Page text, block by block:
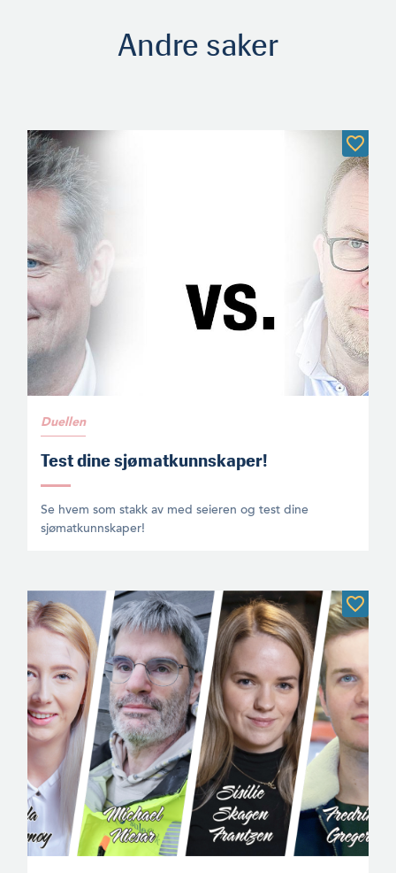
Andre saker
Duellen
Test dine sjømatkunnskaper!
Se hvem som stakk av med seieren og test dine
sjømatkunnskaper!